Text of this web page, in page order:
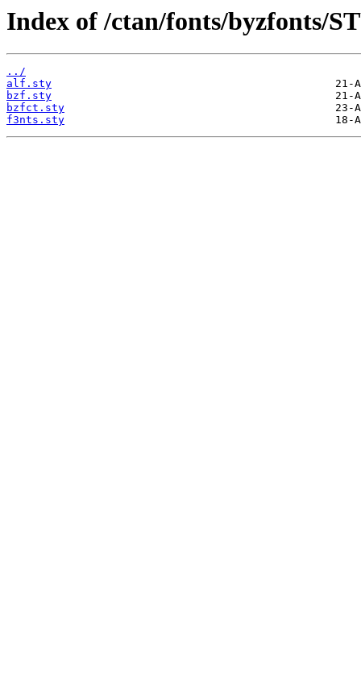
Index of /ctan/fonts/byzfonts/
../
alf.sty
bzf.sty
bzfct.sty
f3nts.sty